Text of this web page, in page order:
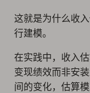
这就是为什么收
行建模。
在实践中，收入
变现绩效而非安
间的变化，估算